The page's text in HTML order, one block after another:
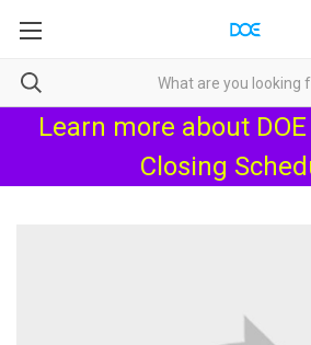
Learn more about
Closing